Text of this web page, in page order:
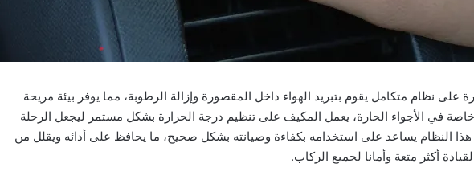
نظام متكامل يقوم بتبريد الهواء داخل المقصورة وإزالة الرطوبة، مما يوفر بيئة مريحة
خاصة في الأجواء الحارة، يعمل المكيف على تنظيم درجة الحرارة بشكل مستمر ليجعل الرحلة
النظام يساعد على استخدامه بكفاءة وصيانته بشكل صحيح، ما يحافظ على أدائه ويقلل من
أكثر متعة وأمانا لجميع الركاب.